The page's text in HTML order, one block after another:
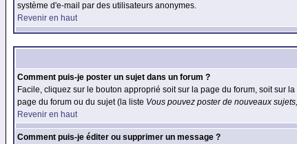
système d'e-mail par des utilisateurs anonymes.
Revenir en haut
Comment puis-je poster un sujet dans un forum ?
Facile, cliquez sur le bouton approprié soit sur la page du forum, soit sur
page du forum ou du sujet (la liste Vous pouvez poster de nouveaux
Revenir en haut
Comment puis-je éditer ou supprimer un message ?